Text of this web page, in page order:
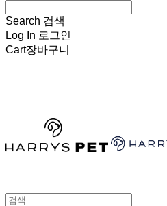
Search 검색
Log In 로그인
Cart장바구니